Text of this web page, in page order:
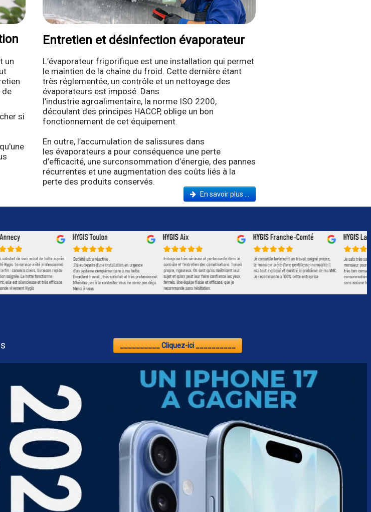
un
de
si
Entretien et désinfection évaporateur
L’évaporateur frigorifique est une installation qui permet
le maintien de la chaîne du froid. Cette dernière étant
très réglementée, un contrôle et un nettoyage des
évaporateurs est imposé. Dans
l’industrie agroalimentaire, la norme ISO 2200,
découlant des principes HACCP, oblige un bon
fonctionnement de cet équipement.
En outre, l’accumulation de salissures dans
les évaporateurs a pour conséquence une perte
d’efficacité, une surconsommation d’énergie, des pannes
récurrentes et une augmentation des coûts liés à la
perte des produits conservés.
En savoir plus ...
un rendez-vous __________ Cliquez-ici __________